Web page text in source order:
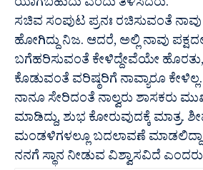
ಯಾಗಬಹುದು ಎಂದು‌ ತಿಳಿಸಿದರು.
ಸಚಿವ ಸಂಪುಟ ಪ್ರನಃ ರಚಿಸುವಂತೆ
ಹೋಗಿದ್ದು ನಿಜ. ಆದರೆ, ಅಲ್ಲಿ ನಾವು
ಬಗೆಹರಿಸುವಂತೆ ಕೇಳಿದ್ದೇವೆಯೇ ಹೊರತು,
ಕೊಡುವಂತೆ ವರಿಷ್ಠರಿಗೆ ನಾವ್ಯಾರೂ
ನಾನೂ ಸೇರಿದಂತೆ ನಾಲ್ವರು ಶಾಸಕರು
ಮಾಡಿದ್ದು, ಶುಭ ಕೋರುವುದಕ್ಕೆ ಮಾತ್ರ.
ಮಂಡಳಿಗಳಲ್ಲೂ ಬದಲಾವಣೆ
ನನಗೆ ಸ್ಥಾನ ನೀಡುವ ವಿಶ್ವಾಸವಿದೆ